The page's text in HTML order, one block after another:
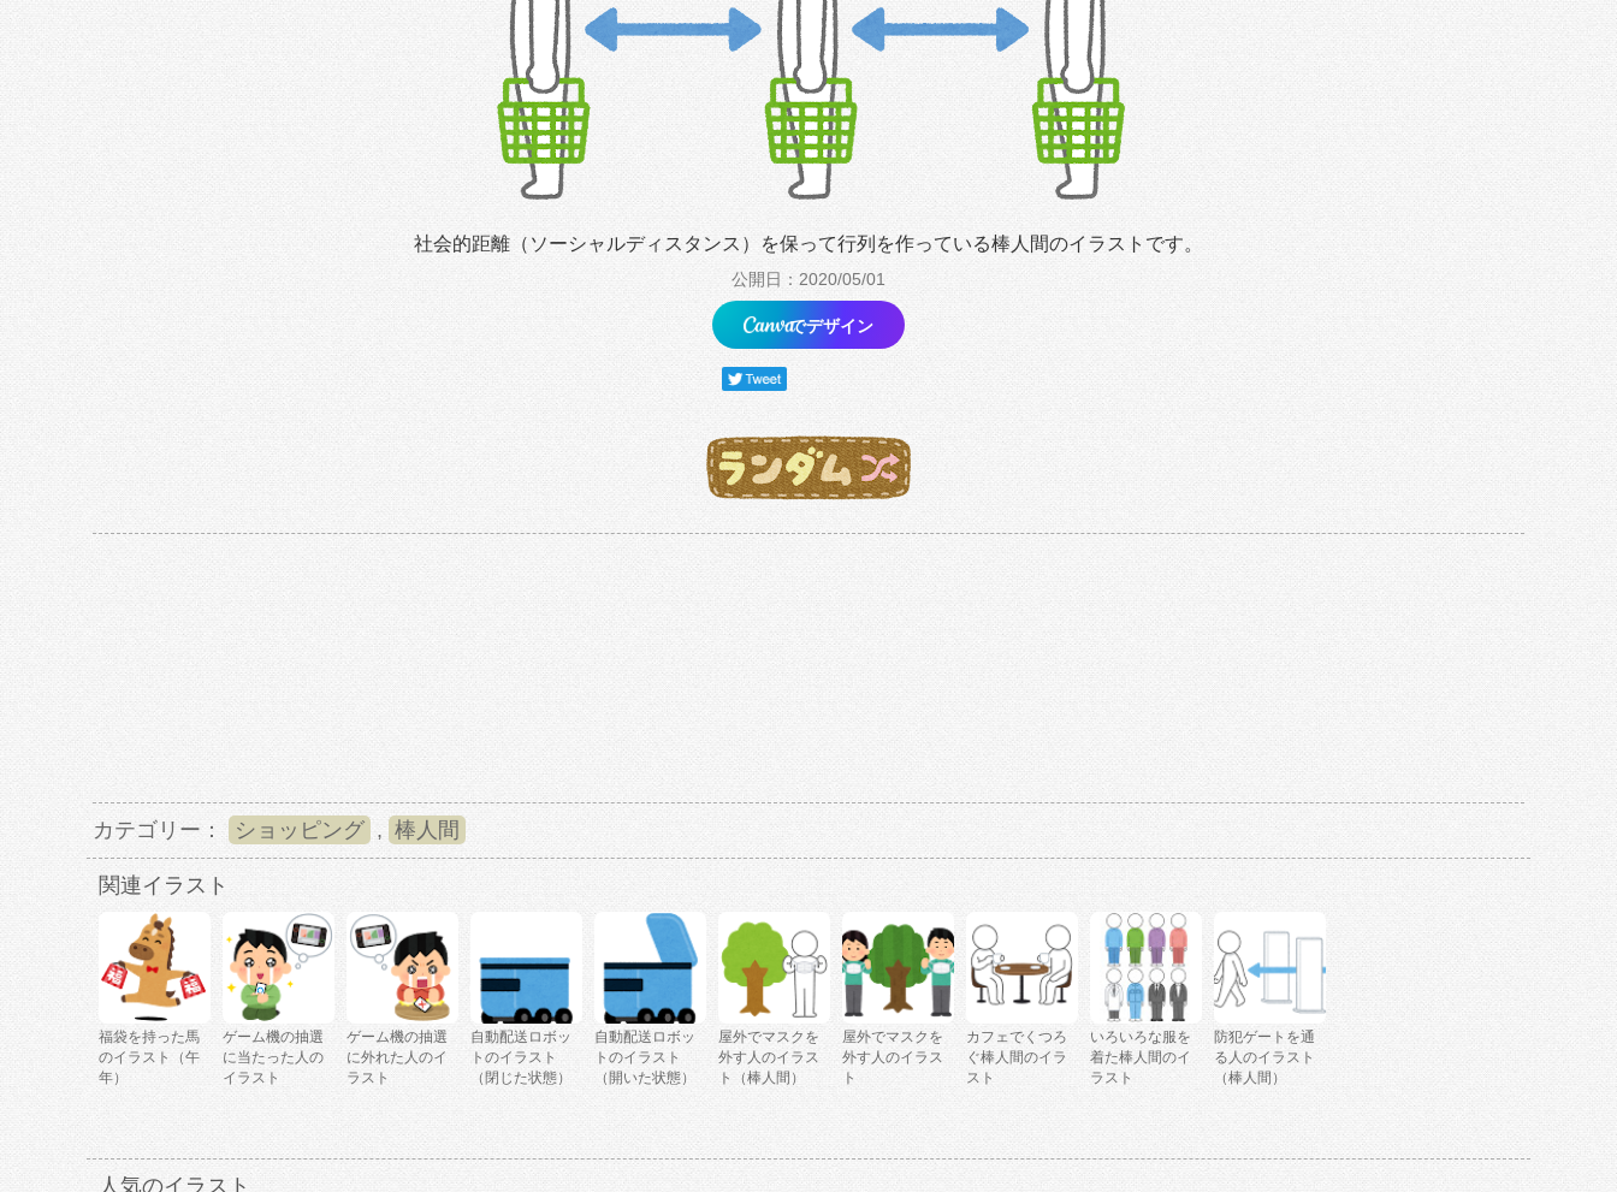
社会的距離（ソーシャルディスタンス）を保って行列を作っている棒人間のイラストです。
公開日：2020/05/01
でデザイン
カテゴリー： ショッピング , 棒人間
関連イラスト
福袋を持った馬
のイラスト（午
年）
ゲーム機の抽選
に当たった人の
イラスト
ゲーム機の抽選
に外れた人のイ
ラスト
自動配送ロボッ
トのイラスト
（閉じた状態）
自動配送ロボッ
トのイラスト
（開いた状態）
屋外でマスクを
外す人のイラス
ト（棒人間）
屋外でマスクを
外す人のイラス
ト
カフェでくつろ
ぐ棒人間のイラ
スト
いろいろな服を
着た棒人間のイ
ラスト
防犯ゲートを通
る人のイラスト
（棒人間）
人気のイラスト